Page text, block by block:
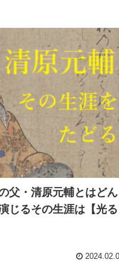
父・清原元輔とはどん
じるその生涯は【光る